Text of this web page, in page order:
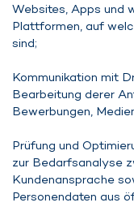
Websites, Apps und
Plattformen, auf
sind;
Kommunikation mit
Bearbeitung derer
Bewerbungen,
Prüfung und
zur Bedarfsanalyse
Kundenansprache
Personendaten aus